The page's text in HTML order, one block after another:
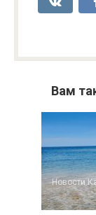
Вам
Новости